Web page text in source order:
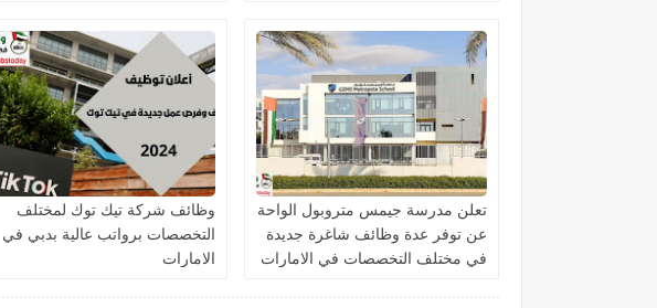
تعلن مدرسة جيمس متروبول الواحة
عن توفر عدة وظائف شاغرة جديدة
في مختلف التخصصات في الامارات
وظائف شركة تيك توك لمختلف
التخصصات برواتب عالية بدبي في
الامارات